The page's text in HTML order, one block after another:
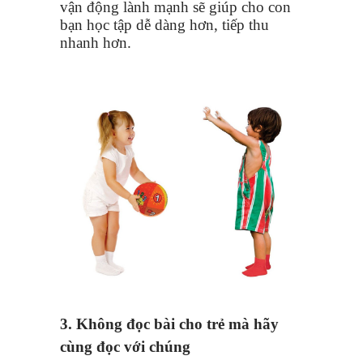
vận động lành mạnh sẽ giúp cho con
bạn học tập dễ dàng hơn, tiếp thu
nhanh hơn.
3. Không đọc bài cho trẻ mà hãy
cùng đọc với chúng